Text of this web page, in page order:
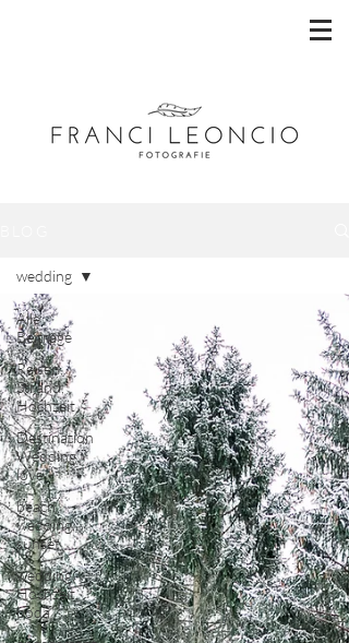
Alle
Beiträge
Reisen,
Strand,
Hochzeit
Destination
Wedding,
love
beach
wedding,
sunset
wedding,
Hochzeit,
boda
wedding